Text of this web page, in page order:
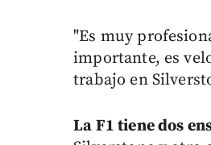
"Es muy
importante, es
trabajo en
La F1 tiene dos